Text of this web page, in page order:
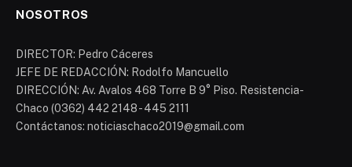
NOSOTROS
DIRECTOR: Pedro Cáceres
JEFE DE REDACCIÓN: Rodolfo Mancuello
DIRECCIÓN: Av. Avalos 468 Torre B 9° Piso. Resistencia-
Chaco (0362) 442 2148 - 445 2111
Contáctanos: noticiaschaco2019@gmail.com